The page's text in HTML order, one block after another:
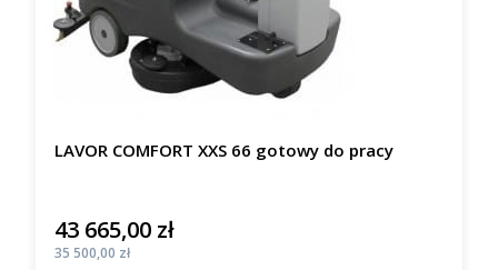
LAVOR COMFORT XXS 66 gotowy do pracy
Cena
43 665,00 zł
Cena
35 500,00 zł